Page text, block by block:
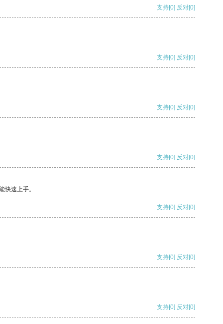
支持[0] 反对[0]
支持[0] 反对[0]
支持[0] 反对[0]
支持[0] 反对[0]
快速上手。
支持[0] 反对[0]
支持[0] 反对[0]
支持[0] 反对[0]